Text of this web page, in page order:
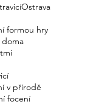
Ostrava
formou hry
v přírodě
focení